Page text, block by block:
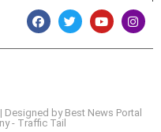
Designed by Best News Portal
- Traffic Tail